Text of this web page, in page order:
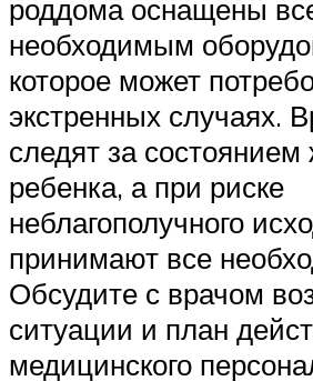
роддома оснащены
необходимым
которое может
экстренных случаях.
следят за
ребенка, а при риске
неблагополучного
принимают все
Обсудите с врачом
ситуации и план
медицинского